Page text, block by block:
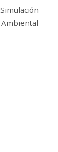
Simulación
Ambiental